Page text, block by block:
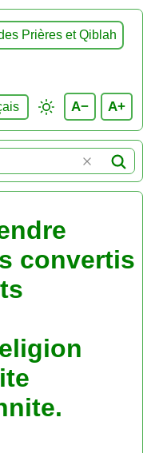
Prières et Qiblah
A− A+
convertis